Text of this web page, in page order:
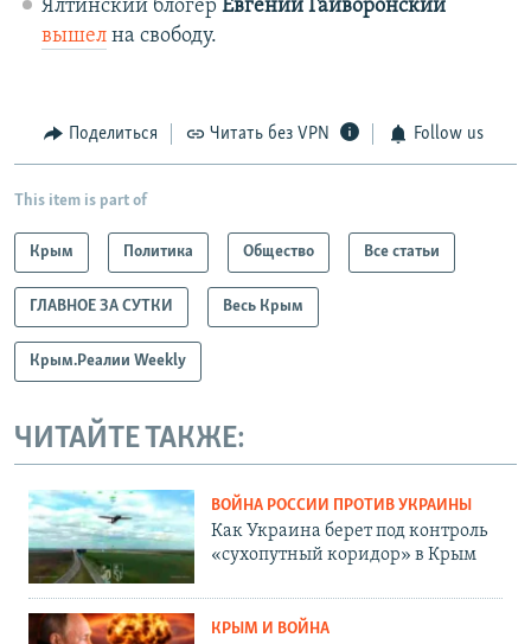
Ялтинский блогер Евгений Гайворонский
вышелна свободу.
Поделиться Читать без VPN Follow us
This item is part of
Крым Политика Общество Все статьи
ГЛАВНОЕ ЗА СУТКИ Весь Крым
Крым.Реалии Weekly
ЧИТАЙТЕ ТАКЖЕ:
ВОЙНА РОССИИ ПРОТИВ УКРАИНЫ
Как Украина берет под контроль
«сухопутный коридор» в Крым
КРЫМ И ВОЙНА